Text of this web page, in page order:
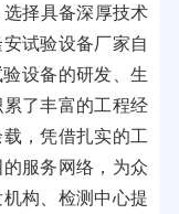
择具备深厚技术
试验设备厂家自
设备的研发、生
了丰富的工程经
，凭借扎实的工
服务网络，为众
构、检测中心提